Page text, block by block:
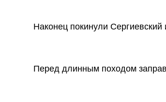
Наконец покинули
Перед длинным походом